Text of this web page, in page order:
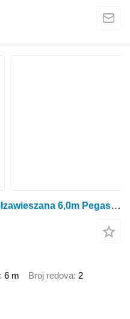
Bomet U222 kompaktowa półzawieszana 6,0m Pegasus
6 m Broj redova 2